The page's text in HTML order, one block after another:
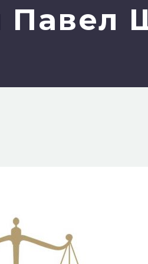
Павел